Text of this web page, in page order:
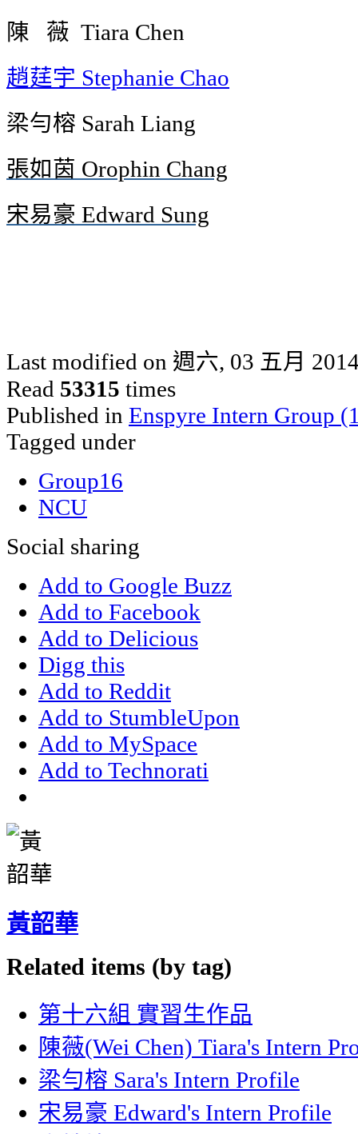
陳 薇 Tiara Chen
趙莛宇 Stephanie Chao
梁勻榕 Sarah Liang
張如茵 Orophin Chang
宋易豪 Edward Sung
Last modified on 週六, 03 五月
Read 53315 times
Published in Enspyre Intern Group
Tagged under
Group16
NCU
Social sharing
Add to Google Buzz
Add to Facebook
Add to Delicious
Digg this
Add to Reddit
Add to StumbleUpon
Add to MySpace
Add to Technorati
黃韶華
Related items (by tag)
第十六組 實習生作品
陳薇(Wei Chen) Tiara's Intern
梁勻榕 Sara's Intern Profile
宋易豪 Edward's Intern Profile